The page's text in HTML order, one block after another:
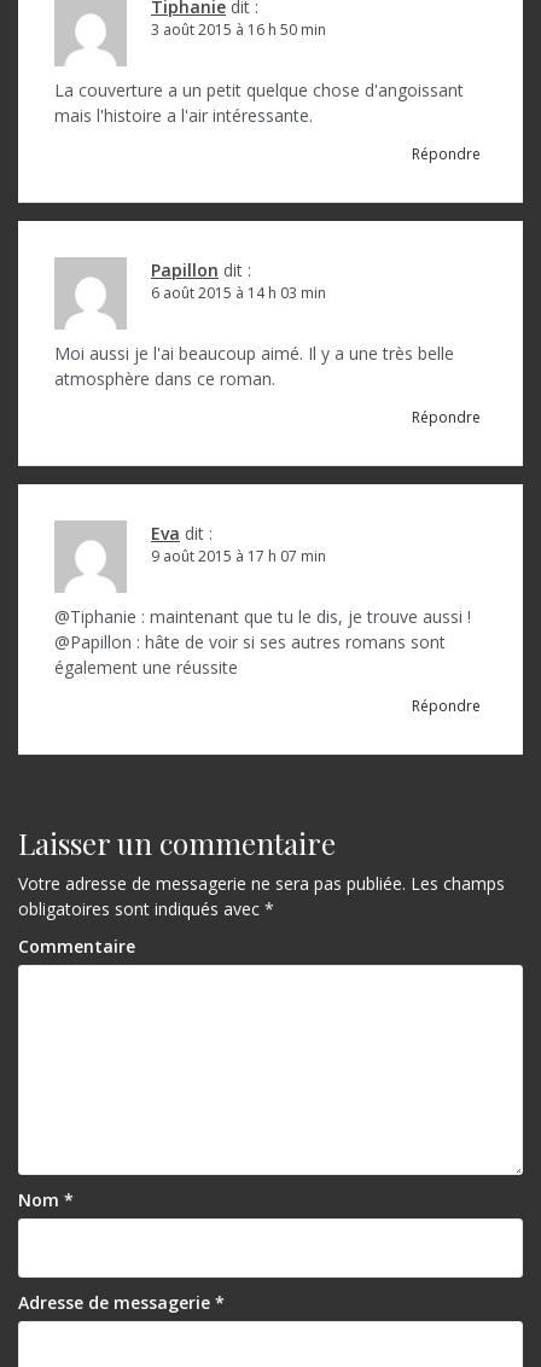
Tiphanie dit :
3 août 2015 à 16 h 50 min
La couverture a un petit quelque chose d'angoissant
mais l'histoire a l'air intéressante.
Répondre
Papillon dit :
6 août 2015 à 14 h 03 min
Moi aussi je l'ai beaucoup aimé. Il y a une très belle
atmosphère dans ce roman.
Répondre
Eva dit :
9 août 2015 à 17 h 07 min
@Tiphanie : maintenant que tu le dis, je trouve aussi !
@Papillon : hâte de voir si ses autres romans sont
également une réussite
Répondre
Laisser un commentaire
Votre adresse de messagerie ne sera pas publiée. Les champs
obligatoires sont indiqués avec *
Commentaire
Nom *
Adresse de messagerie *